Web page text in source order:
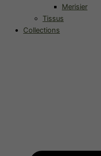
Merisier
Tissus
Collections